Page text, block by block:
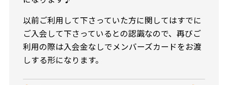
以前ご利用して下さっていた方に関してはすでに
ご入会して下さっているとの認識なので、再びご
利用の際は入会金なしでメンバーズカードをお渡
しする形になります。